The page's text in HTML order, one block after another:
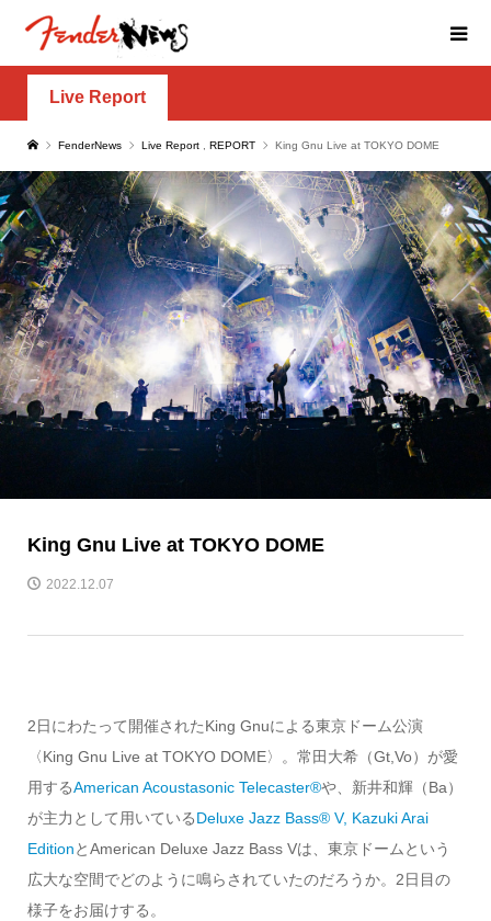
Live Report
FenderNews Live Report REPORT King Gnu Live at TOKYO DOME
King Gnu Live at TOKYO DOME
2022.12.07
2日にわたって開催されたKing Gnuによる東京ドーム公演
〈King Gnu Live at TOKYO DOME〉。常田大希（Gt,Vo）が愛
用するAmerican Acoustasonic Telecaster®や、新井和輝（Ba）
が主力として用いているDeluxe Jazz Bass® V, Kazuki Arai
EditionとAmerican Deluxe Jazz Bass Vは、東京ドームという
広大な空間でどのように鳴らされていたのだろうか。2日目の
様子をお届けする。